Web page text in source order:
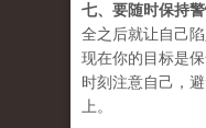
七、要随时保持
全之后就让自己
现在你的目标是
时刻注意自己，
上。